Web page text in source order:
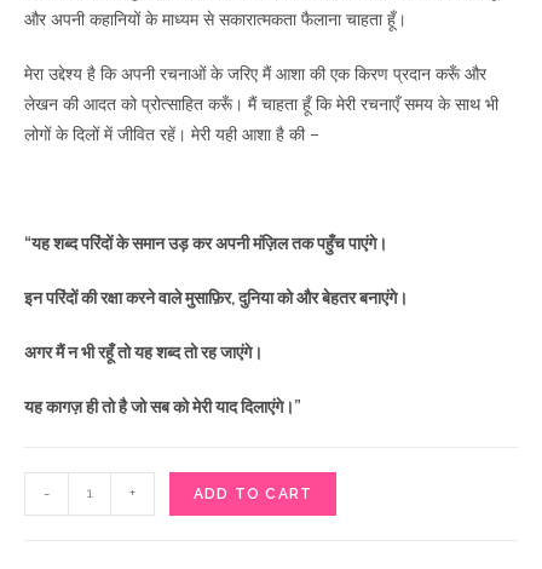
और अपनी कहानियों के माध्यम से सकारात्मकता फैलाना चाहता हूँ।
मेरा उद्देश्य है कि अपनी रचनाओं के जरिए मैं आशा की एक किरण प्रदान करूँ और
लेखन की आदत को प्रोत्साहित करूँ। मैं चाहता हूँ कि मेरी रचनाएँ समय के साथ भी
लोगों के दिलों में जीवित रहें। मेरी यही आशा है की –
“यह शब्द परिंदों के समान उड़ कर अपनी मंज़िल तक पहुँच पाएंगे।
इन परिंदों की रक्षा करने वाले मुसाफ़िर, दुनिया को और बेहतर बनाएंगे।
अगर मैं न भी रहूँ तो यह शब्द तो रह जाएंगे।
यह कागज़ ही तो है जो सब को मेरी याद दिलाएंगे।”
विशेष
- + ADD TO CART